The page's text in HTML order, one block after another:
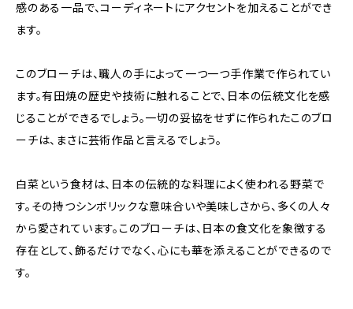
感のある一品で、コーディネートにアクセントを加えることができ
ます。
このブローチは、職人の手によって一つ一つ手作業で作られてい
ます。有田焼の歴史や技術に触れることで、日本の伝統文化を感
じることができるでしょう。一切の妥協をせずに作られたこのブロ
ーチは、まさに芸術作品と言えるでしょう。
白菜という食材は、日本の伝統的な料理によく使われる野菜で
す。その持つシンボリックな意味合いや美味しさから、多くの人々
から愛されています。このブローチは、日本の食文化を象徴する
存在として、飾るだけでなく、心にも華を添えることができるので
す。